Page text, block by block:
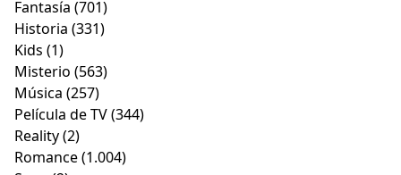
Fantasía (701)
Historia (331)
Kids (1)
Misterio (563)
Música (257)
Película de TV(344)
Reality(2)
Romance(1.004)